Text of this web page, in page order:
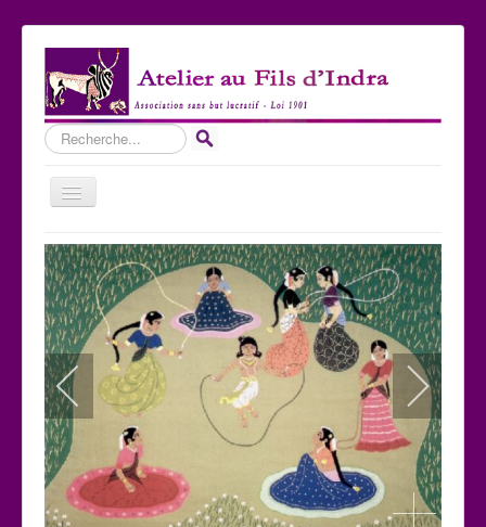
Rechercher
Basculer
la
Accueil
Qui sommes-nous ?
Les Expositions
Les toiles
Participer
Nous contacter
Sites amis